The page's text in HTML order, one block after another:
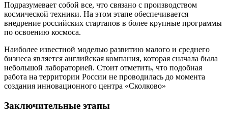
Подразумевает собой все, что связано с производством
космической техники. На этом этапе обеспечивается
внедрение российских стартапов в более крупные программы
по освоению космоса.
Наиболее известной моделью развитию малого и среднего
бизнеса является английская компания, которая сначала была
небольшой лабораторией. Стоит отметить, что подобная
работа на территории России не проводилась до момента
создания инновационного центра «Сколково»
Заключительные этапы